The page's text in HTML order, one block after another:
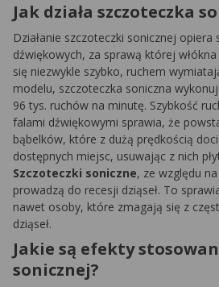
Jak działa szczoteczka
Działanie szczoteczki sonicznej
dźwiękowych, za sprawą której
się niezwykle szybko, ruchem
modelu, szczoteczka soniczna
96 tys. ruchów na minutę. Szybkość
falami dźwiękowymi sprawia, że
bąbelków, które z dużą prędkością
dostępnych miejsc, usuwając z nich
Szczoteczki soniczne, ze względu
prowadzą do recesji dziąseł. To
nawet osoby, które zmagają się z
dziąseł.
Jakie są efekty
sonicznej?